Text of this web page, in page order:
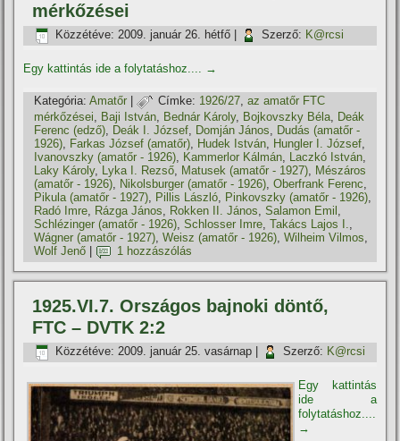
mérkőzései
Közzétéve: 2009. január 26. hétfő Szerző: K@rcsi
Egy kattintás ide a folytatáshoz.... →
Kategória: Amatőr | Címke: 1926/27,az amatőr FTC
mérkőzései, Baji István, Bednár Károly, Bojkovszky Béla, Deák
Ferenc (edző), Deák I. József, Domján János, Dudás (amatőr -
1926), Farkas József (amatőr), Hudek István, Hungler I. József,
Ivanovszky (amatőr - 1926), Kammerlor Kálmán, Laczkó István,
Laky Károly, Lyka I. Rezső, Matusek (amatőr - 1927), Mészáros
(amatőr - 1926), Nikolsburger (amatőr - 1926),Oberfrank Ferenc,
Pikula (amatőr - 1927), Pillis László, Pinkovszky (amatőr - 1926),
Radó Imre, Rázga János, Rokken II. János,Salamon Emil ,
Schlézinger (amatőr - 1926),Schlosser Imre,Takács Lajos I.,
Wágner (amatőr - 1927),Weisz (amatőr - 1926),Wilheim Vilmos,
Wolf Jenő
1 hozzászólás
1925.VI.7. Országos bajnoki döntő,
FTC – DVTK 2:2
Közzétéve: 2009. január 25. vasárnap Szerző: K@rcsi
Egy kattintás
ide a
folytatáshoz....
→